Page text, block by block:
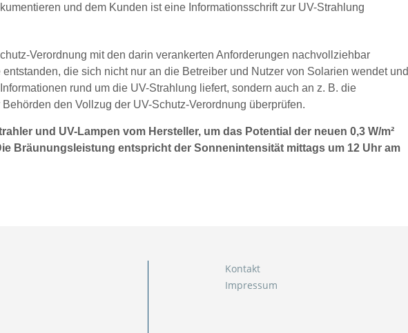
und dem Kunden ist eine Informationsschrift zur UV-Strahlung
Verordnung mit den darin verankerten Anforderungen nachvollziehbar
die sich nicht nur an die Betreiber und Nutzer von Solarien wendet und
rund um die UV-Strahlung liefert, sondern auch an z. B. die
den Vollzug der UV-Schutz-Verordnung überprüfen.
und UV-Lampen vom Hersteller, um das Potential der neuen 0,3 W/m²
Bräunungsleistung entspricht der Sonnenintensität mittags um 12 Uhr am
Kontakt
Impressum